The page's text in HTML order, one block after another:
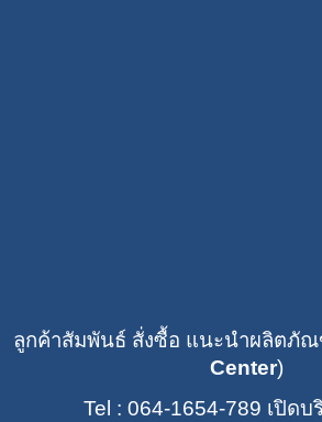
ลูกค้าสัมพันธ์ สั่งซื้อ แนะนำผลิตภัณ
Center)
Tel : 064-1654-789 เปิดบ